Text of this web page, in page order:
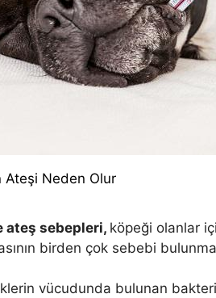
Ateşi Neden Olur
ateş sebepleri, köpeği olanlar
birden çok sebebi
vücudunda bulunan